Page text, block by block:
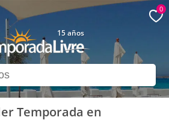
15 años
0
Temporada en